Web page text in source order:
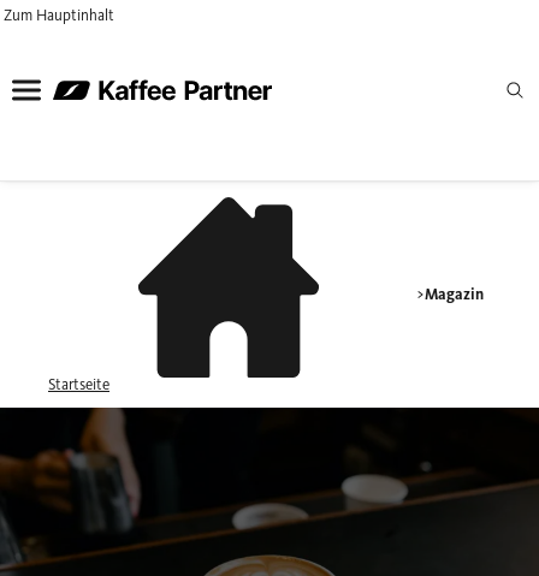
Zum Hauptinhalt
Startseite
Magazin